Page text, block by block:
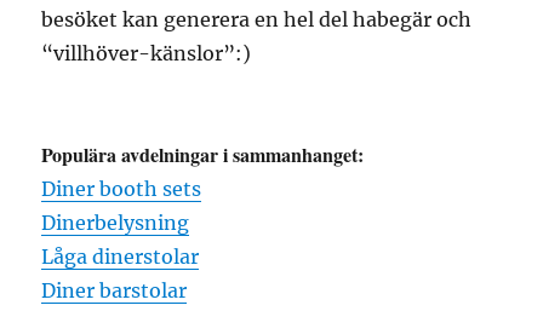
besöket kan generera en hel del habegär och
“villhöver-känslor”:)
Populära avdelningar i sammanhanget:
Diner booth sets
Dinerbelysning
Låga dinerstolar
Diner barstolar